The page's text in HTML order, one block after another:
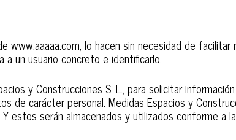
www.aaaaa.com, lo hacen sin necesidad de
a un usuario concreto e identificarlo.
y Construcciones S. L., para solicitar
de carácter personal. Medidas Espacios y
estos serán almacenados y utilizados conforme a